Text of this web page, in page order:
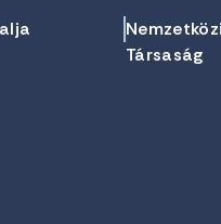
Társaság